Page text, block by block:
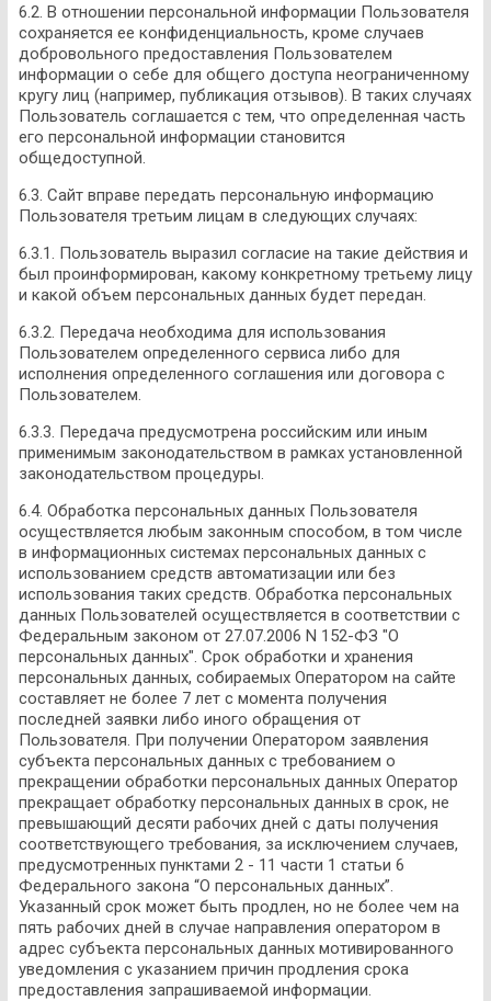
6.2. В отношении персональной информации Пользователя
сохраняется ее конфиденциальность, кроме случаев
добровольного предоставления Пользователем
информации о себе для общего доступа неограниченному
кругу лиц (например, публикация отзывов). В таких случаях
Пользователь соглашается с тем, что определенная часть
его персональной информации становится
общедоступной.
6.3. Сайт вправе передать персональную информацию
Пользователя третьим лицам в следующих случаях:
6.3.1. Пользователь выразил согласие на такие действия и
был проинформирован, какому конкретному третьему лицу
и какой объем персональных данных будет передан.
6.3.2. Передача необходима для использования
Пользователем определенного сервиса либо для
исполнения определенного соглашения или договора с
Пользователем.
6.3.3. Передача предусмотрена российским или иным
применимым законодательством в рамках установленной
законодательством процедуры.
6.4. Обработка персональных данных Пользователя
осуществляется любым законным способом, в том числе
в информационных системах персональных данных с
использованием средств автоматизации или без
использования таких средств. Обработка персональных
данных Пользователей осуществляется в соответствии с
Федеральным законом от 27.07.2006 N 152-ФЗ "О
персональных данных". Срок обработки и хранения
персональных данных, собираемых Оператором на сайте
составляет не более 7 лет с момента получения
последней заявки либо иного обращения от
Пользователя. При получении Оператором заявления
субъекта персональных данных с требованием о
прекращении обработки персональных данных Оператор
прекращает обработку персональных данных в срок, не
превышающий десяти рабочих дней с даты получения
соответствующего требования, за исключением случаев,
предусмотренных пунктами 2 - 11 части 1 статьи 6
Федерального закона “О персональных данных”.
Указанный срок может быть продлен, но не более чем на
пять рабочих дней в случае направления оператором в
адрес субъекта персональных данных мотивированного
уведомления с указанием причин продления срока
предоставления запрашиваемой информации.